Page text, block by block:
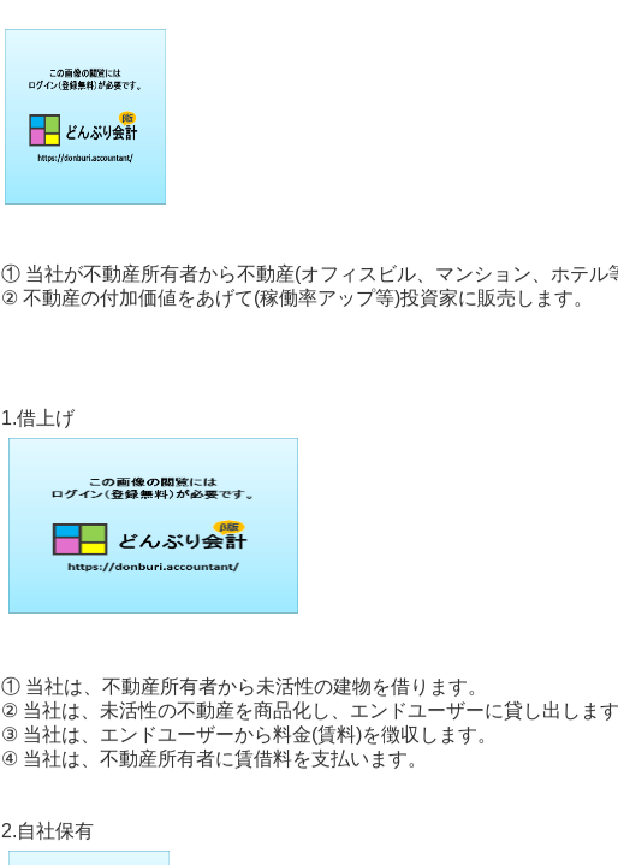
① 当社が不動産所有者から不動産(オフィスビル、マンション、ホテル
② 不動産の付加価値をあげて(稼働率アップ等)投資家に販売します。
1.借上げ
① 当社は、不動産所有者から未活性の建物を借ります。
② 当社は、未活性の不動産を商品化し、エンドユーザーに貸し出しま
③ 当社は、エンドユーザーから料金(賃料)を徴収します。
④ 当社は、不動産所有者に賃借料を支払います。
2.自社保有